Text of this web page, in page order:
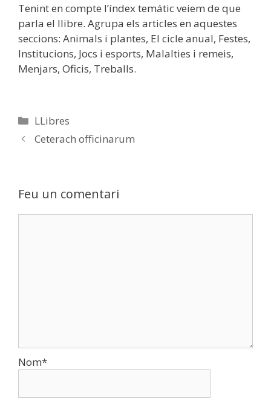
Tenint en compte l’índex temátic veiem de que
parla el llibre. Agrupa els articles en aquestes
seccions: Animals i plantes, El cicle anual, Festes,
Institucions, Jocs i esports, Malalties i remeis,
Menjars, Oficis, Treballs.
Categories
LLibres
Ceterach officinarum
Feu un comentari
Nom*